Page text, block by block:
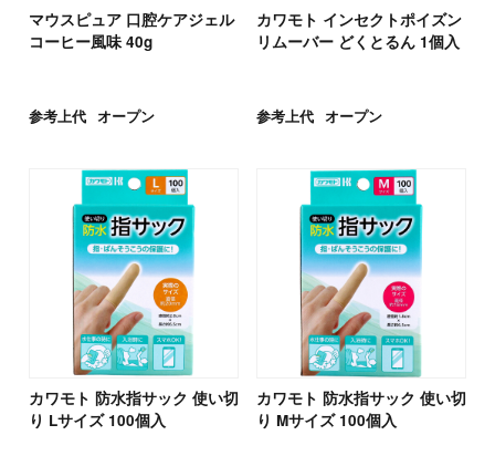
マウスピュア 口腔ケアジェル
コーヒー風味 40g
参考上代 オープン
カワモト インセクトポイズン
リムーバー どくとるん 1個入
参考上代 オープン
カワモト 防水指サック 使い切
り Lサイズ 100個入
カワモト 防水指サック 使い切
り Mサイズ 100個入